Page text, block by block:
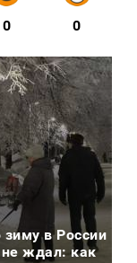
0 0
в России
не ждал: как